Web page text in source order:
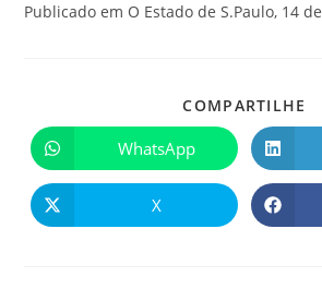
Publicado em O Estado de S.Paulo, 14
COMPARTILHE
WhatsApp
X